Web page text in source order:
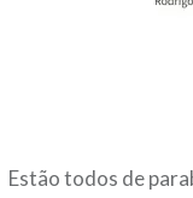
Estão todos de